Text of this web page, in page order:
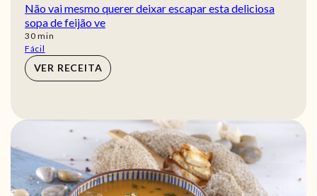
Não vai mesmo querer deixar escapar esta deliciosa
sopa de feijão ve
30min
min
Fácil
VER RECEITA